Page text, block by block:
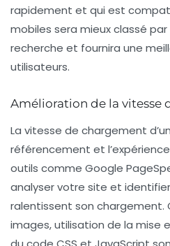
rapidement et qui est
mobiles sera mieux classé
recherche et fournira une
utilisateurs.
Amélioration de la vitesse
La vitesse de chargement
référencement et
outils comme Google
analyser votre site et
ralentissent son chargement.
images, utilisation de la mise